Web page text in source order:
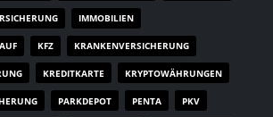
IMMOBILIEN
KFZ KRANKENVERSICHERUNG
KREDITKARTE KRYPTOWÄHRUNGEN
PARKDEPOT PENTA PKV